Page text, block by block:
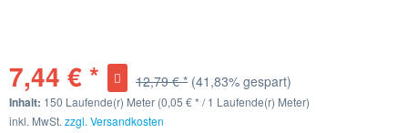
7,44 € * 12,79 € * (41,83% gespart)
Inhalt: 150 Laufende(r) Meter (0,05 € * / 1 Laufende(r) Meter)
inkl. MwSt. zzgl. Versandkosten